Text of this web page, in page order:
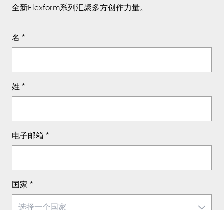
全新Flexform系列汇聚多方创作力量。
名 *
姓 *
电子邮箱 *
国家 *